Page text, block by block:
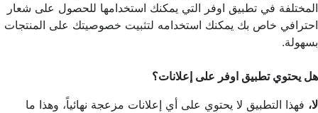
المختلفة في تطبيق اوفر التي يمكنك استخدامها للحصول على شعار
احترافي خاص بك يمكنك استخدامه لتثبيت خصوصيتك على المنتجات
بسهولة.
هل يحتوي تطبيق اوفر على إعلانات؟
لا، فهذا التطبيق لا يحتوي على أي إعلانات مزعجة نهائياً، وهذا ما